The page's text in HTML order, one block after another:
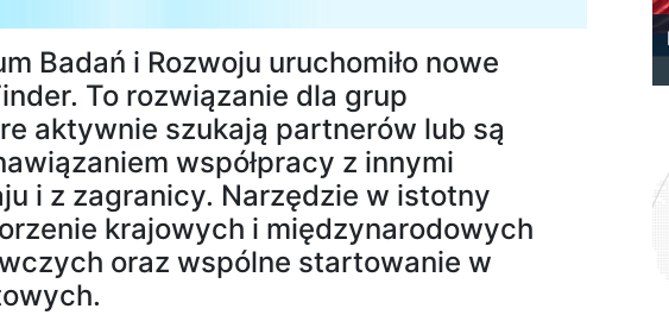
Badań i Rozwoju uruchomiło nowe
To rozwiązanie dla grup
aktywnie szukają partnerów lub są
współpracy z innymi
i z zagranicy. Narzędzie w istotny
krajowych i międzynarodowych
oraz wspólne startowanie w